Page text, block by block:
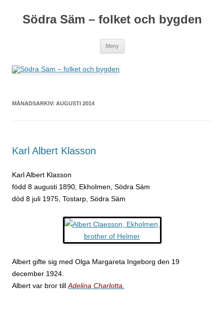
Södra Säm – folket och bygden
Meny
MÅNADSARKIV: AUGUSTI 2014
Karl Albert Klasson
Karl Albert Klasson
född 8 augusti 1890, Ekholmen, Södra Säm
död 8 juli 1975, Tostarp, Södra Säm
Albert gifte sig med Olga Margareta Ingeborg den 19
december 1924.
Albert var bror till Adelina Charlotta.